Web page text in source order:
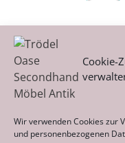
Cookie-
Wir verwenden Cookies zur
und personenbezogenen